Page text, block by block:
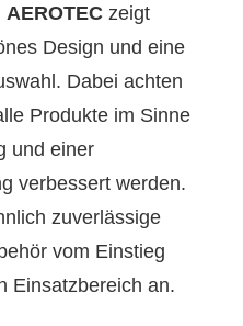
AEROTEC zeigt
Design und eine
Dabei achten
Produkte im Sinne
und einer
verbessert werden.
zuverlässige
vom Einstieg
Einsatzbereich an.